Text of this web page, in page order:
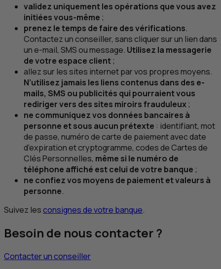
validez uniquement les opérations que vous avez
initiées vous-même ;
prenez le temps de faire des vérifications.
Contactez un conseiller, sans cliquer sur un lien dans
un e-mail, SMSou message. Utilisez la messagerie
de votre espace client;
allez sur les sites internet par vos propres moyens.
N’utilisez jamais les liens contenus dans des e-
mails, SMS ou publicités qui pourraient vous
rediriger vers des sites miroirs frauduleux;
ne communiquez vos données bancaires à
personne et sous aucun prétexte : identifiant, mot
de passe, numéro de carte de paiement avec date
d’expiration et cryptogramme, codes de Cartes de
Clés Personnelles, même si le numéro de
téléphone affiché est celui de votre banque ;
ne confiez vos moyens de paiement et valeurs à
personne.
Suivez lesconsignes de votre banque.
Besoin de nous contacter ?
Contacter un conseiller